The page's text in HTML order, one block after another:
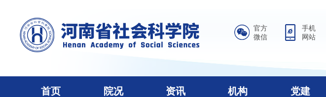
官方
微信
手机
网站
首页 院况 资讯 机构 党建